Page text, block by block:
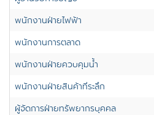
พนักงานฝ่ายไฟฟ้า
พนักงานการตลาด
พนักงานฝ่ายควบคุมน้ำ
พนักงานฝ่ายสินค้าที่ระลึก
ผู้จัดการฝ่ายทรัพยากรบุคคล